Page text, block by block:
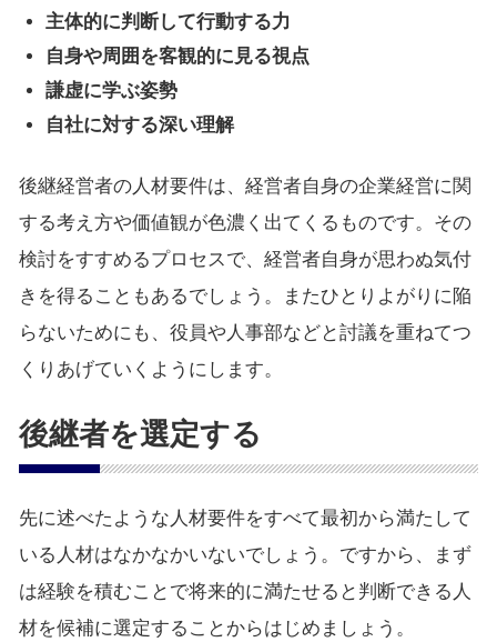
主体的に判断して行動する力
自身や周囲を客観的に見る視点
謙虚に学ぶ姿勢
自社に対する深い理解
後継経営者の人材要件は、経営者自身の企業経営に関
する考え方や価値観が色濃く出てくるものです。その
検討をすすめるプロセスで、経営者自身が思わぬ気付
きを得ることもあるでしょう。またひとりよがりに陥
らないためにも、役員や人事部などと討議を重ねてつ
くりあげていくようにします。
後継者を選定する
先に述べたような人材要件をすべて最初から満たして
いる人材はなかなかいないでしょう。ですから、まず
は経験を積むことで将来的に満たせると判断できる人
材を候補に選定することからはじめましょう。